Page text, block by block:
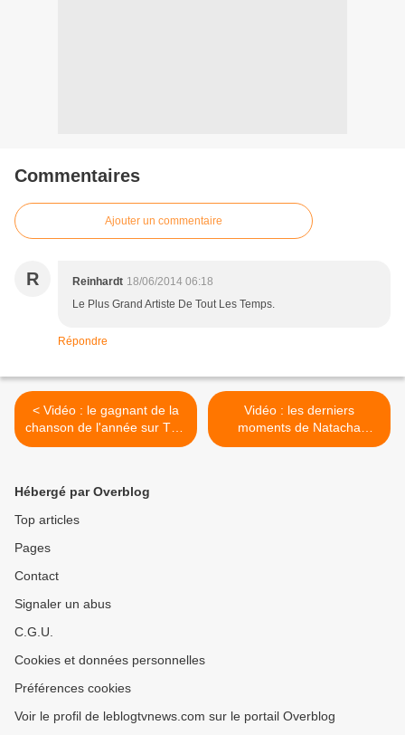
Commentaires
Ajouter un commentaire
R Reinhardt 18/06/2014 06:18
Le Plus Grand Artiste De Tout Les Temps.
Répondre
< Vidéo : le gagnant de la
chanson de l'année sur TF1
(choix des internautes)...
Vidéo : les derniers
moments de Natacha
Polony dans ONPC. >
Hébergé par Overblog
Top articles
Pages
Contact
Signaler un abus
C.G.U.
Cookies et données personnelles
Préférences cookies
Voir le profil de leblogtvnews.com sur le portail Overblog